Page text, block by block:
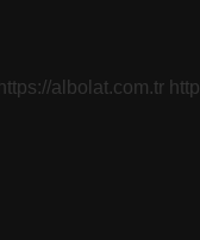
https://albolat.com.tr